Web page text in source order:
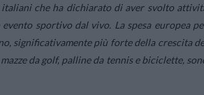
che ha dichiarato di aver svolto
sportivo dal vivo. La spesa europea
significativamente più forte della crescita
da golf, palline da tennis e biciclette,